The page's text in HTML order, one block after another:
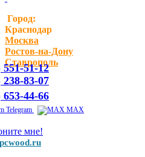
Город:
Краснодар
Москва
Ростов-на-Дону
Ставрополь
551-51-12
238-83-07
653-44-66
Telegram MAX
мне!